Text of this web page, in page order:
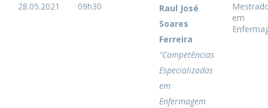
28.05.2021 09h30
Raul José
Soares
Ferreira
"Competências
Especializadas
em
Enfermagem
em